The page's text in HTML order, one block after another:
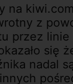
na
z
przez
się
nadal